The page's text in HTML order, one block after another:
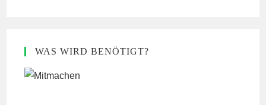
WAS WIRD BENÖTIGT?